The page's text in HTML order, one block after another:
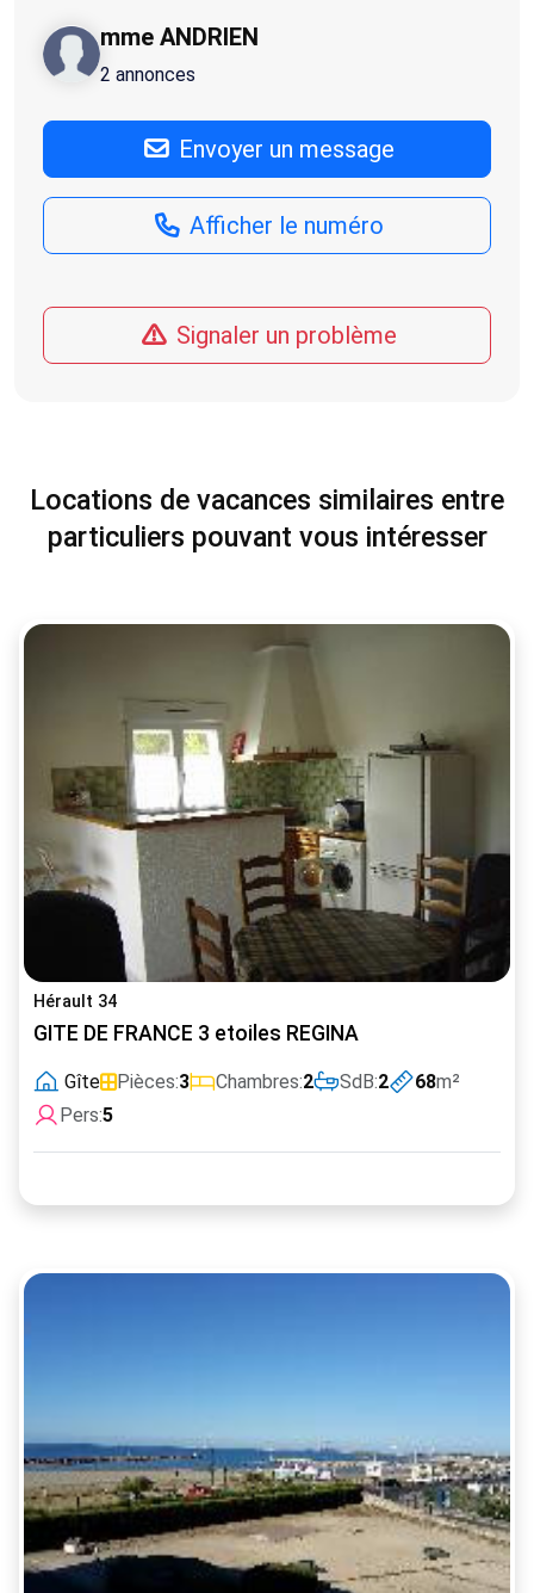
mme ANDRIEN
2 annonces
Envoyer un message
Afficher le numéro
Signaler un problème
Locations de vacances similaires entre
particuliers pouvant vous intéresser
Hérault 34
GITE DE FRANCE 3 etoiles REGINA
Gîte Pièces:3 Chambres:2 SdB:2 68m²
Pers:5